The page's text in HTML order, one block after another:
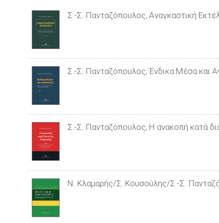
Σ.-Σ. Πανταζόπουλος, Αναγκαστική
Σ.-Σ. Πανταζόπουλος, Ένδικα Μέσα και
Σ.-Σ. Πανταζόπουλος, Η ανακοπή κατά
Ν. Κλαμαρής/Σ. Κουσούλης/Σ.-Σ.